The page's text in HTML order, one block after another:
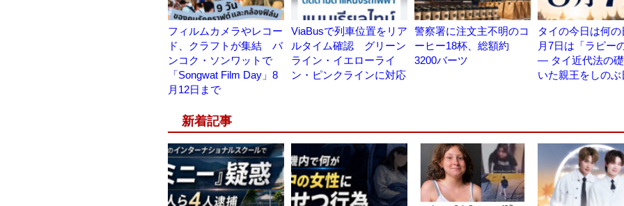
フィルムカメラやレコー
ド、クラフトが集結 バ
ンコク・ソンワットで
「Songwat Film Day」8
月12日まで
ViaBusで列車位置をリア
ルタイム確認 グリーン
ライン・イエローライ
ン・ピンクラインに対応
警察署に注文主不明のコ
ーヒー18杯、総額約
3200バーツ
タイの今日は何の
月7日は「ラピー
― タイ近代法の
いた親王をしのぶ
新着記事